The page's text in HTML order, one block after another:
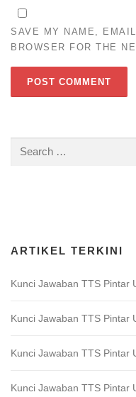
SAVE MY NAME,
BROWSER FOR THE
Search
ARTIKEL TERKINI
Kunci Jawaban TTS Pintar
Kunci Jawaban TTS Pintar
Kunci Jawaban TTS Pintar
Kunci Jawaban TTS Pintar